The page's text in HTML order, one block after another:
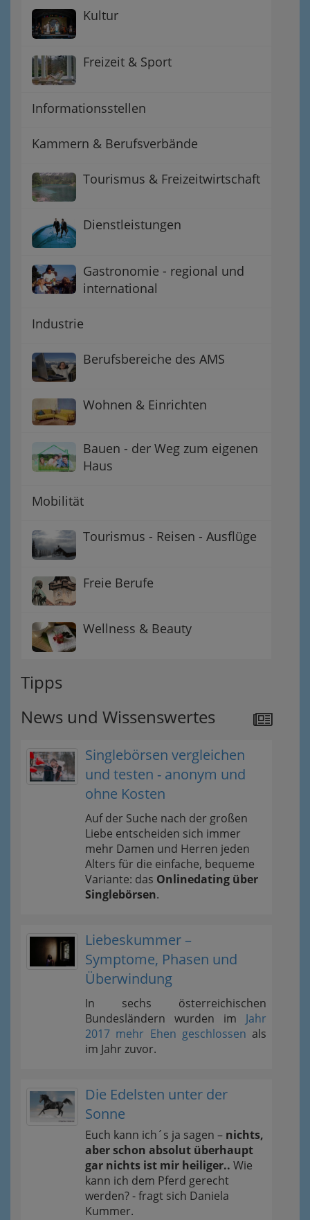
Kultur
Freizeit & Sport
Informationsstellen
Kammern & Berufsverbände
Tourismus & Freizeitwirtschaft
Dienstleistungen
Gastronomie - regional und
international
Industrie
Berufsbereiche des AMS
Wohnen & Einrichten
Bauen - der Weg zum eigenen
Haus
Mobilität
Tourismus - Reisen - Ausflüge
Freie Berufe
Wellness & Beauty
Tipps
News und Wissenswertes
Singlebörsen vergleichen
und testen - anonym und
ohne Kosten
Auf der Suche nach der großen
Liebe entscheiden sich immer
mehr Damen und Herren jeden
Alters für die einfache, bequeme
Variante: das Onlinedating über
Singlebörsen.
Liebeskummer –
Symptome, Phasen und
Überwindung
In sechs österreichischen
Bundesländern wurden im Jahr
2017 mehr Ehen geschlossen als
im Jahr zuvor.
Die Edelsten unter der
Sonne
Euch kann ich´s ja sagen – nichts,
aber schon absolut überhaupt
gar nichts ist mir heiliger.. Wie
kann ich dem Pferd gerecht
werden? - fragt sich Daniela
Kummer.